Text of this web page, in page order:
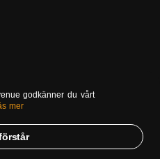
godkänner du vårt
mer